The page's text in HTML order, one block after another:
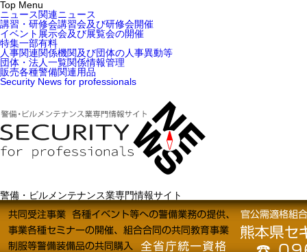
Top Menu
ニュース関連ニュース
講習・研修会講習会及び研修会開催
イベント 展示会及び展覧会の開催
特集一部有料
人事関連関係機関及び団体の人事異動等
団体・法人一覧関係情報管理
販売各種警備関連用品
Security News for professionals
警備・ビルメンテナンス業専門情報サイト